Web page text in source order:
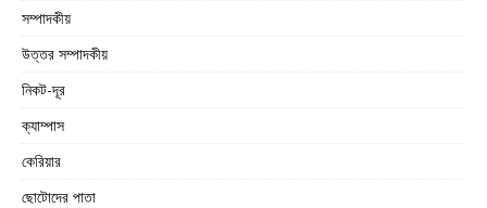
সম্পাদকীয়
উত্তর সম্পাদকীয়
নিকট-দূর
ক্যাম্পাস
কেরিয়ার
ছোটোদের পাতা